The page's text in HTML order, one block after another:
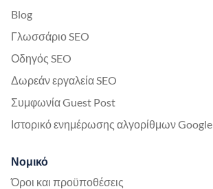
Blog
Γλωσσάριο SEO
Οδηγός SEO
Δωρεάν εργαλεία SEO
Συμφωνία Guest Post
Ιστορικό ενημέρωσης αλγορίθμων Google
Νομικό
Όροι και προϋποθέσεις